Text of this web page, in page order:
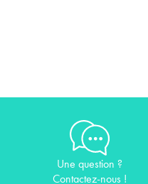
Une question ?
Contactez-nous !